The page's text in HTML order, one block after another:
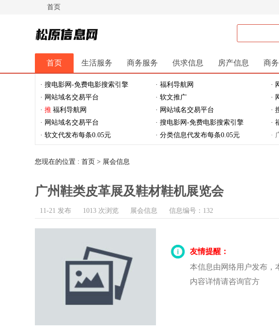
首页
松原信息网
首页 生活服务 商务服务 供求信息 房产信息 商
休闲娱乐 体育健身 最新资讯 最新推文
· 搜电影网-免费电影搜索引擎 · 福利导航网 ·
· 网站域名交易平台
· 软文推广 ·
· 推 福利导航网 · 网站域名交易平台 ·
· 网站域名交易平台
· 搜电影网-免费电影搜索引擎 ·
· 软文代发布每条0.05元
· 分类信息代发布每条0.05元 ·
您现在的位置 : 首页 > 展会信息
广州鞋类皮革展及鞋材鞋机展览会
11-21 发布 1013 次浏览 展会信息 信息编号：132
友情提醒：
本信息由网络用户发布，
内容详情请咨询官方